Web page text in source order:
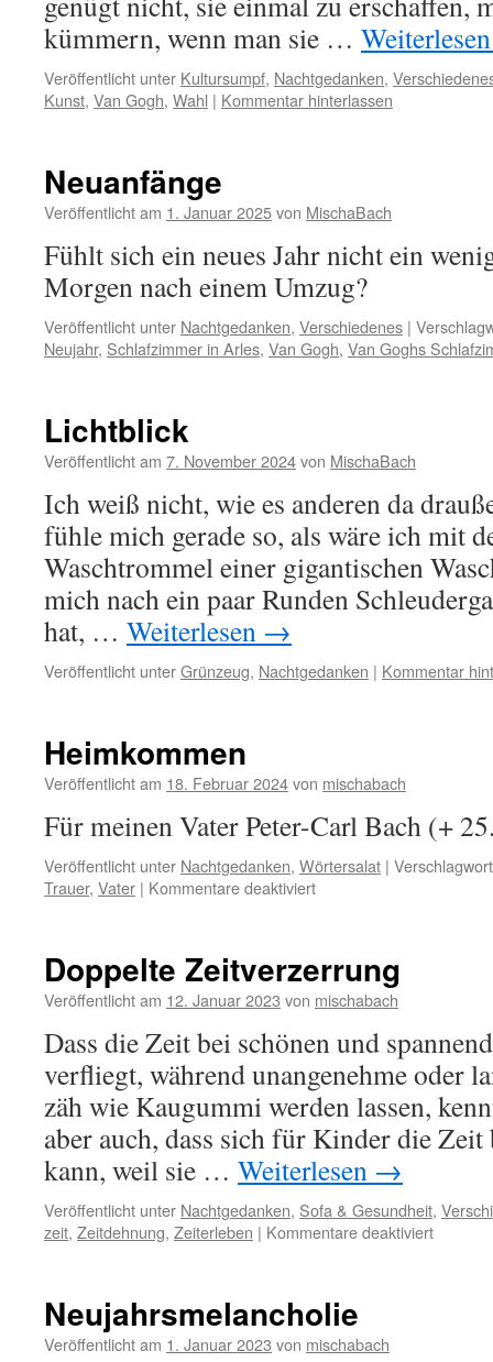
kümmern, wenn man sie …
Veröffentlicht unter Kultursumpf, Nachtgedanken,
Kunst, Van Gogh, Wahl | Kommentar hinterlassen
Neuanfänge
Veröffentlicht am 1. Januar 2025von MischaBach
Fühlt sich ein neues Jahr nicht ein
Morgen nach einem Umzug?
Veröffentlicht unter Nachtgedanken, Verschiedenes |
Neujahr, Schlafzimmer in Arles, Van Gogh, Van Goghs
Lichtblick
Veröffentlicht am 7. November 2024von MischaBach
Ich weiß nicht, wie es anderen da
fühle mich gerade so, als wäre ich mit
Waschtrommel einer gigantischen
mich nach ein paar Runden
hat, … Weiterlesen →
Veröffentlicht unterGrünzeug, Nachtgedanken | Kommentar
Heimkommen
Veröffentlicht am 18. Februar 2024von mischabach
Für meinen Vater Peter-Carl Bach (+
Veröffentlicht unter Nachtgedanken, Wörtersalat |
Trauer, Vater | Kommentare deaktiviertfür
Doppelte Zeitverzerrung
Veröffentlicht am 12. Januar 2023 von mischabach
Dass die Zeit bei schönen und
verfliegt, während unangenehme oder
zäh wie Kaugummi werden lassen,
aber auch, dass sich für Kinder die
kann, weil sie … Weiterlesen →
Veröffentlicht unter Nachtgedanken, Sofa & Gesundheit,
zeit, Zeitdehnung, Zeiterleben | Kommentare deaktiviertfür
Neujahrsmelancholie
Veröffentlicht am 1. Januar 2023 von mischabach